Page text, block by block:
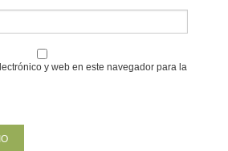
y web en este navegador para la